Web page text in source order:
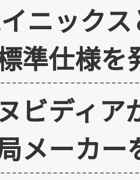
ニック
準仕様を
ビディア
メーカー